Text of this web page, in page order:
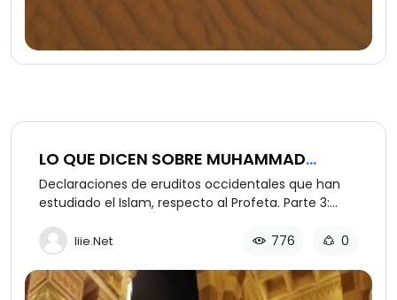
LO QUE DICEN SOBRE MUHAMMAD
(PARTE 3 DE 3)
Declaraciones de eruditos occidentales que han
estudiado el Islam, respecto al Profeta. Parte 3:
Iiie.net 776 0